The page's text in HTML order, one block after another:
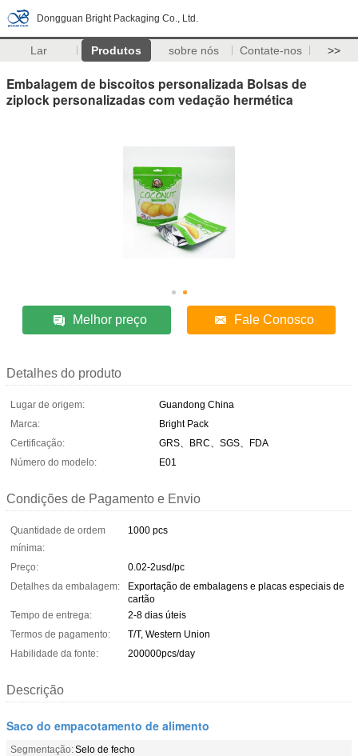
Dongguan Bright Packaging Co., Ltd.
Lar Produtos sobre nós Contate-nos >>
Embalagem de biscoitos personalizada Bolsas de
ziplock personalizadas com vedação hermética
Melhor preço Fale Conosco
Detalhes do produto
Lugar de origem:
Guandong China
Marca:
Bright Pack
Certificação:
GRS、BRC、SGS、FDA
Número do modelo:
E01
Condições de Pagamento e Envio
Quantidade de ordem
mínima:
1000 pcs
Preço:
0.02-2usd/pc
Detalhes da embalagem:
Exportação de embalagens e placas especiais de
cartão
Tempo de entrega:
2-8 dias úteis
Termos de pagamento:
T/T, Western Union
Habilidade da fonte:
200000pcs/day
Descrição
Saco do empacotamento de alimento
Segmentação:Selo de fecho